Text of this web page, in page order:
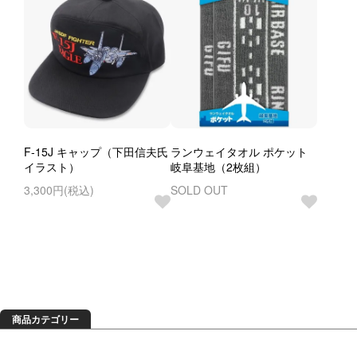
F-15J キャップ（下田信夫氏
イラスト）
3,300円(税込)
ランウェイタオル ポケット
岐阜基地（2枚組）
SOLD OUT
商品を探す
商品カテゴリー